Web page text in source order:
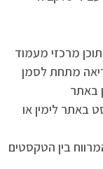
מרכזי מעמוד
מתחת לסמן
באתר
באתר לימין או
בין הטקסטים